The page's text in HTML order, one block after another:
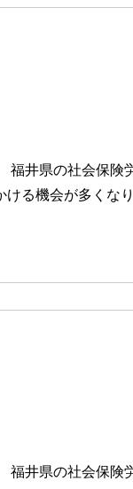
福井県の社会保
ける機会が多くな
福井県の社会保